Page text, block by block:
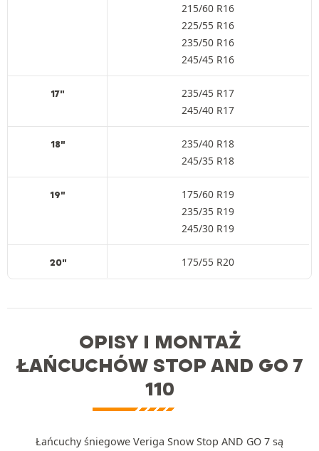
215/60 R16
225/55 R16
235/50 R16
245/45 R16
17"
235/45 R17
245/40 R17
18"
235/40 R18
245/35 R18
19"
175/60 R19
235/35 R19
245/30 R19
20" 175/55 R20
OPISY I MONTAŻ
ŁAŃCUCHÓW STOP AND GO 7
110
Łańcuchy śniegowe Veriga Snow Stop AND GO 7 są